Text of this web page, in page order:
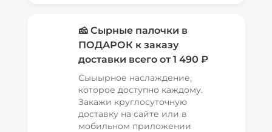
🧀 Сырные палочки в
ПОДАРОК к заказу
доставки всего от 1 490 ₽
Сыыырное наслаждение,
которое доступно каждому.
Закажи круглосуточную
доставку на сайте или в
мобильном приложении